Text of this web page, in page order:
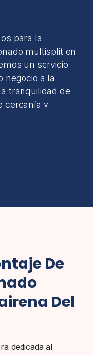
para la
multisplit en
un servicio
negocio a la
tranquilidad de
cercanía y
De
Del
dedicada al